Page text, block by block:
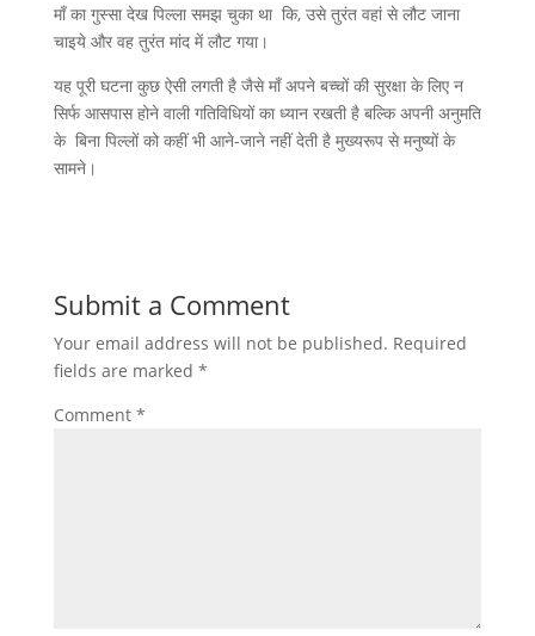
माँ का गुस्सा देख पिल्ला समझ चुका था कि, उसे तुरंत वहां से लौट जाना
चाइये और वह तुरंत मांद में लौट गया।
यह पूरी घटना कुछ ऐसी लगती है जैसे माँ अपने बच्चों की सुरक्षा के लिए न
सिर्फ आसपास होने वाली गतिविधियों का ध्यान रखती है बल्कि अपनी अनुमति
के बिना पिल्लों को कहीं भी आने-जाने नहीं देती है मुख्यरूप से मनुष्यों के
सामने।
Submit a Comment
Your email address will not be published. Required
fields are marked *
Comment *